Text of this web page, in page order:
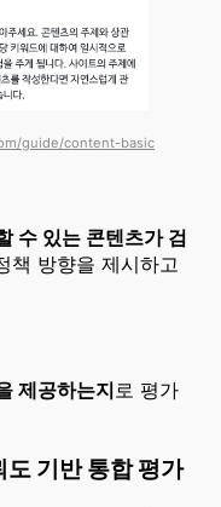
guide/content-basic
수 있는 콘텐츠가 검
책 방향을 제시하고
제공하는지로 평가
도 기반 통합 평가